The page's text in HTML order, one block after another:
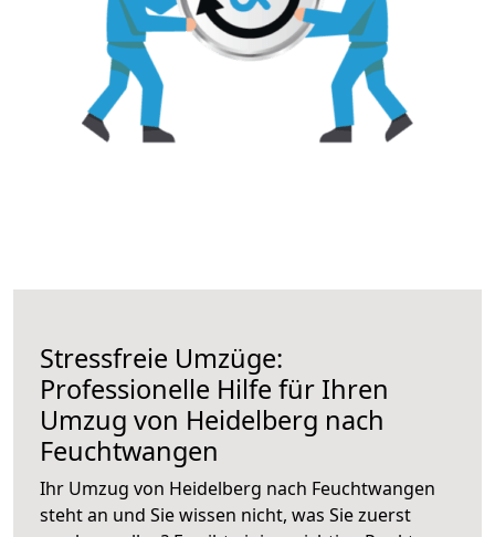
Stressfreie Umzüge:
Professionelle Hilfe für Ihren
Umzug von Heidelberg nach
Feuchtwangen
Ihr Umzug von Heidelberg nach Feuchtwangen
steht an und Sie wissen nicht, was Sie zuerst